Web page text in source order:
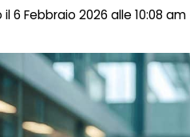
6 Febbraio 2026 alle 10:08 am